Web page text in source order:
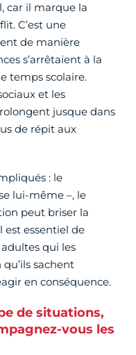
car il marque la
C’est une
de manière
s’arrêtaient à la
temps scolaire.
et les
jusque dans
de répit aux
: le
lui-même –, le
peut briser la
essentiel de
qui les
sachent
en conséquence.
de situations,
vous les